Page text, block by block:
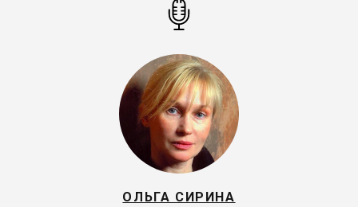
ОЛЬГА СИРИНА